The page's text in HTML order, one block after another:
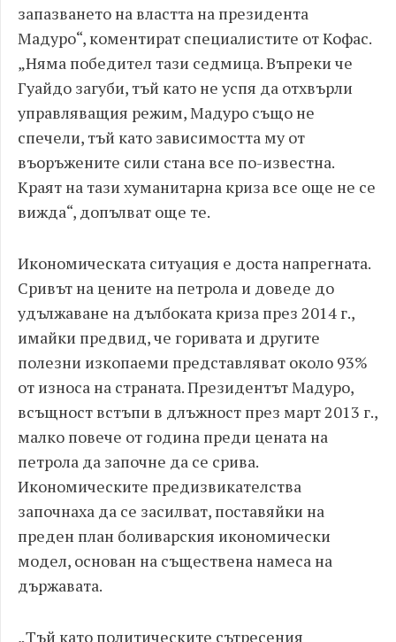
запазването на властта на президента
Мадуро“, коментират специалистите от Кофас.
„Няма победител тази седмица. Въпреки че
Гуайдо загуби, тъй като не успя да отхвърли
управляващия режим, Мадуро също не
спечели, тъй като зависимостта му от
въоръжените сили стана все по-известна.
Краят на тази хуманитарна криза все още не се
вижда“, допълват още те.
Икономическата ситуация е доста напрегната.
Сривът на цените на петрола и доведе до
удължаване на дълбоката криза през 2014 г.,
имайки предвид, че горивата и другите
полезни изкопаеми представляват около 93%
от износа на страната. Президентът Мадуро,
всъщност встъпи в длъжност през март 2013 г.,
малко повече от година преди цената на
петрола да започне да се срива.
Икономическите предизвикателства
започнаха да се засилват, поставяйки на
преден план боливарския икономически
модел, основан на съществена намеса на
държавата.
„Тъй като политическите сътресения